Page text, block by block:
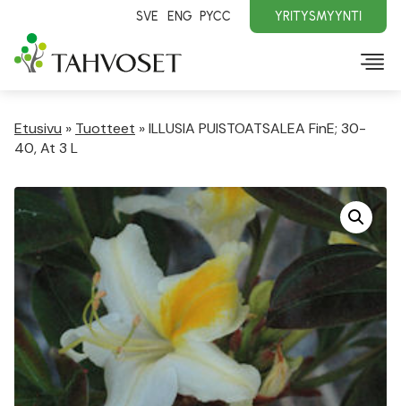
SVE ENG PYCC YRITYSMYYNTI
Etusivu » Tuotteet »ILLUSIA PUISTOATSALEA FinE; 30-
40, At 3 L